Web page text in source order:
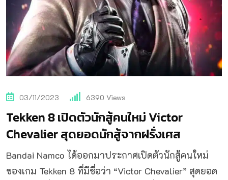
03/11/2023 6390 Views
Tekken 8 เปิดตัวนักสู้คนใหม่ Victor
Chevalier สุดยอดนักสู้จากฝรั่งเศส
Bandai Namco ได้ออกมาประกาศเปิดตัวนักสู้คนใหม่
ของเกม Tekken 8 ที่มีชื่อว่า “Victor Chevalier” สุดยอด